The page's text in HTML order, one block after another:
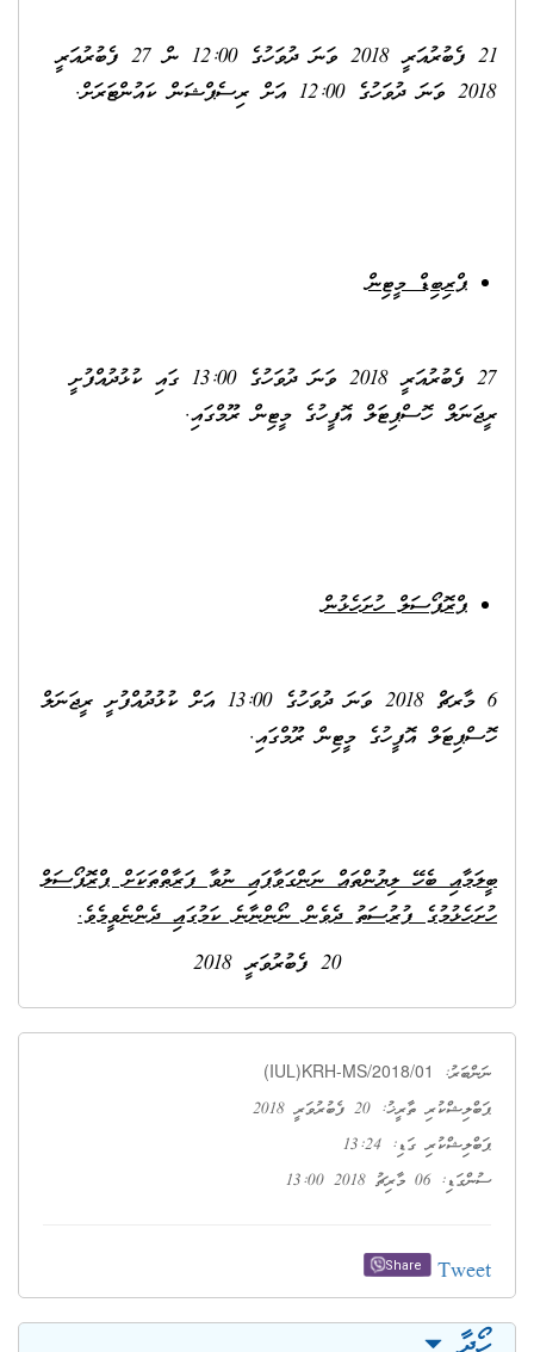
21 ފެބުރުއަރީ 2018 ވަނަ ދުވަހުގެ 12:00 ން 27 ފެބުރުއަރީ
2018 ވަނަ ދުވަހުގެ 12:00 އަށް ރިސެޕްޝަން ކައުންޓަރަށް.
ޕްރިބިޑް މީޓިން
27 ފެބުރުއަރީ 2018 ވަނަ ދުވަހުގެ 13:00 ގައި ކުޅުދުއްފުށީ
ރީޖަނަލް ހޮސްޕިޓަލް އޮފީހުގެ މީޓިން ރޫމްގައި.
ޕްރޮޕޯސަލް ހުށަހެޅުން
6 މާރޗް 2018 ވަނަ ދުވަހުގެ 13:00 އަށް ކުޅުދުއްފުށީ ރީޖަނަލް
ހޮސްޕިޓަލް އޮފީހުގެ މީޓިން ރޫމްގައި.
ބީލަމާއި ބެހޭ ލިޔުންތައް ނަންގަވާފައި ނުވާ ފަރާތްތަކަށް ޕްރޮޕޯސަލް
ހުށަހެޅުމުގެ ފުރުސަތު ދެވެން ނޯންނާނެ ކަމުގައި ދެންނެވީމެވެ.
20 ފެބުރުވަރީ 2018
ނަންބަރު: (IUL)KRH-MS/2018/01
ޕަބްލިޝްކުރި ތާރީޚު: 20 ފެބުރުވަރީ 2018
ޕަބްލިޝްކުރި ގަޑި: 13:24
ސުންގަޑި: 06 މާރިޗު 2018 13:00
Tweet
Share